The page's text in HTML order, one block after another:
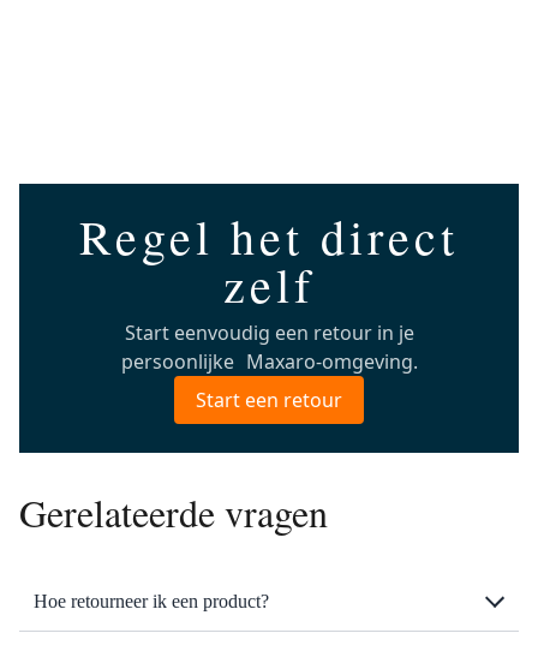
Regel het direct
zelf
Start eenvoudig een retour in je
persoonlijke Maxaro-omgeving.
Start een retour
Gerelateerde vragen
Hoe retourneer ik een product?